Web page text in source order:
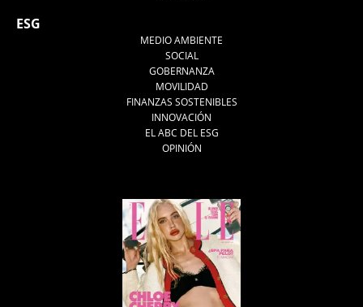
ESG
MEDIO AMBIENTE
SOCIAL
GOBERNANZA
MOVILIDAD
FINANZAS SOSTENIBLES
INNOVACIÓN
EL ABC DEL ESG
OPINIÓN